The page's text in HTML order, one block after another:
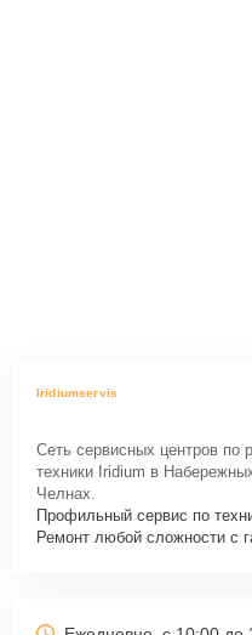
Iridiumservis
Сеть сервисных центров по
техники Iridium в
Челнах.
Профильный сервис по
Ремонт любой сложности с